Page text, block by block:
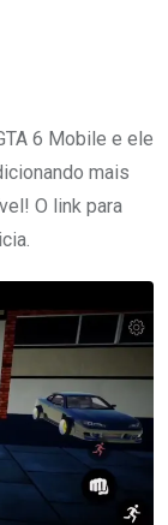
6 Mobile e ele
mais
O link para